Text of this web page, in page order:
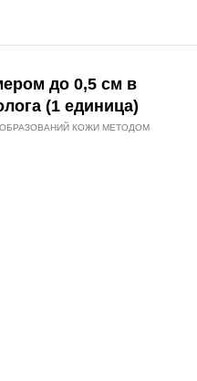
до 0,5 см в
(1 единица)
КОЖИ МЕТОДОМ